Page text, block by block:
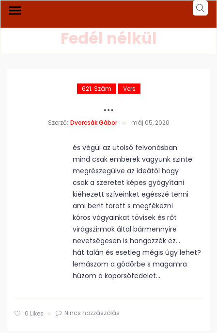
Fedél nélkül
621. Szám Vers
…
Szerző: Dvorcsák Gábor máj 05, 2020
és végül az utolsó felvonásban
mind csak emberek vagyunk szinte
megrészegülve az ideától hogy
csak a szeretet képes gyógyítani
kiéhezett szíveinket egésszé tenni
ami bent törött s megfékezni
kóros vágyainkat tövisek és rőt
virágszirmok által bármennyire
nevetségesen is hangozzék ez…
hát talán és esetleg mégis úgy lehet?
lemászom a gödörbe s magamra
húzom a koporsófedelet…
0 Likes Nincs hozzászólás